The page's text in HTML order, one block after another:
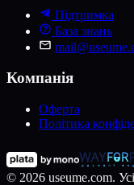
Підтримка
База знань
Компанія
Оферта
Політика
© 2026 useume.com.